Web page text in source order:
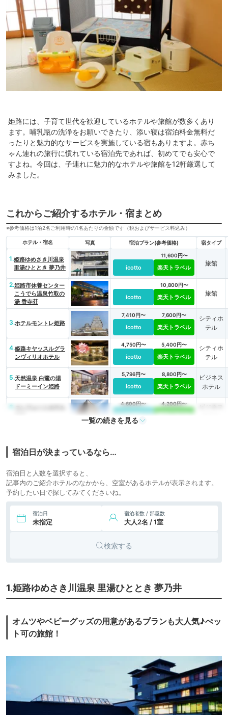
姫路には、子育て世代を歓迎しているホテルや旅館が数多くあり
ます。哺乳瓶の洗浄をお願いできたり、添い寝は宿泊料金無料だ
ったりと魅力的なサービスを実施している宿もありますよ。赤ち
ゃん連れの旅行に慣れている宿泊先であれば、初めてでも安心で
すよね。今回は、子連れに魅力的なホテルや旅館を12軒厳選して
みました。
これからご紹介するホテル・宿まとめ
※参考価格は1泊2名ご利用時の1名あたりの金額です（税およびサービス料込み）
ホテル・宿名 写真 宿泊プラン(参考価格) 宿タイプ
1.姫路ゆめさき川温泉
里湯ひととき 夢乃井
icotto
11,600円〜
楽天トラベル
旅館
2.姫路市休養センター
こうでら温泉竹取の
湯 香寺荘
icotto
10,800円〜
楽天トラベル 旅館
3.ホテルモントレ姫路
7,410円〜
icotto
7,600円〜
楽天トラベル
シティホ
テル
4.姫路キヤッスルグラ
ンヴィリオホテル
4,750円〜
icotto
5,400円〜
楽天トラベル
シティホ
テル
5.天然温泉 白鷺の湯
ドーミーイン姫路
5,796円〜
icotto
8,800円〜
楽天トラベル
ビジネス
ホテル
6. 4,600円〜
icotto
4,200円〜
楽天トラベル
ヴィラ姫路
9.リッチモンドホテル
姫路
icotto 楽天トラベル
ホテル
10.ＫＯＫＯ ＨＯＴ
ＥＬ 姫路城
ホテル
ホテル姫路
6,030円〜
icotto 楽天トラベル
ホテル
12.塩田温泉 上山旅館
icotto 楽天トラベル
一覧の続きを見る
宿泊日が決まっているなら…
宿泊日と人数を選択すると、
記事内のご紹介ホテルのなかから、空室があるホテルが表示されます。
予約したい日で探してみてくださいね。
宿泊日
未指定
宿泊者数 / 部屋数
大人2名 / 1室
検索する
1.姫路ゆめさき川温泉 里湯ひととき 夢乃井
オムツやベビーグッズの用意があるプランも大人気♪ぺッ
ト可の旅館！